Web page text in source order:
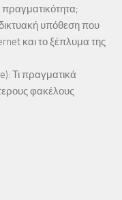
υπόθεση που
και το ξέπλυμα της
Τι πραγματικά
φακέλους